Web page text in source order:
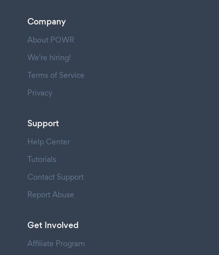
Company
About POWR
We're hiring!
Terms of Service
Privacy
Support
Help Center
Tutorials
Contact Support
Report Abuse
Get Involved
Affiliate Program